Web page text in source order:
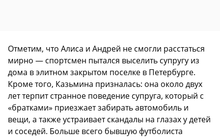
Отметим, что Алиса и Андрей не смогли расстаться
мирно — спортсмен пытался выселить супругу из
дома в элитном закрытом поселке в Петербурге.
Кроме того, Казьмина призналась: она около двух
лет терпит странное поведение супруга, который с
«братками» приезжает забирать автомобиль и
вещи, а также устраивает скандалы на глазах у детей
и соседей. Больше всего бывшую футболиста